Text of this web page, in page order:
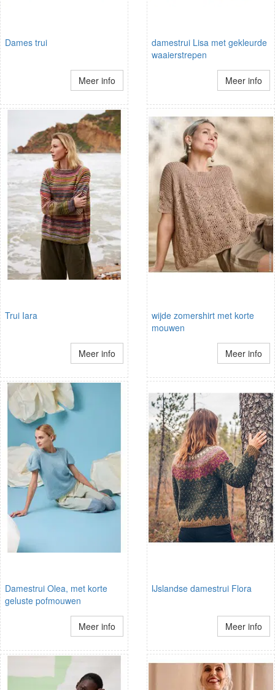
Dames trui
Meer info
damestrui Lisa met gekleurde
waaierstrepen
Meer info
Trui Iara
Meer info
wijde zomershirt met korte
mouwen
Meer info
Damestrui Olea, met korte
geluste pofmouwen
Meer info
IJslandse damestrui Flora
Meer info